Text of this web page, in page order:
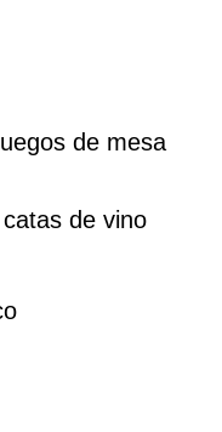
de mesa
de vino